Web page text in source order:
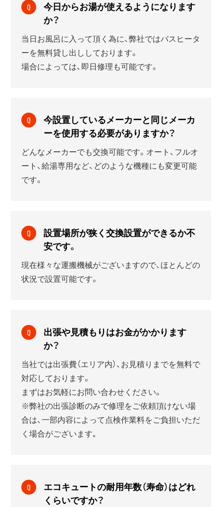
Q
今日からお湯が使えるようになります
か？
当日お風呂に入って頂く為に、弊社ではバスヒータ
ーを無料貸し出ししております。
場合によっては、即日修理も可能です。
Q
今設置しているメーカーと同じメーカ
ーを使用する必要がありますか？
どんなメーカーでも交換可能です。オート、フルオ
ート、給湯専用など、どのような機種にも変更可能
です。
Q
設置場所が狭く交換設置ができるか不
安です。
現在様々な運搬機械がございますので、ほとんどの
状況で設置可能です。
Q
出張や見積もりはお金がかかります
か？
当社では出張費（エリア内）、お見積りまでを無料で
対応しております。
まずはお気軽にお問い合わせください。
※弊社の出張診断のみで修理をご依頼頂けない場
合は、一部内容によって点検作業料をご負担いただ
く場合がございます｡
Q
エコキュートの耐用年数（寿命）はどれ
くらいですか？